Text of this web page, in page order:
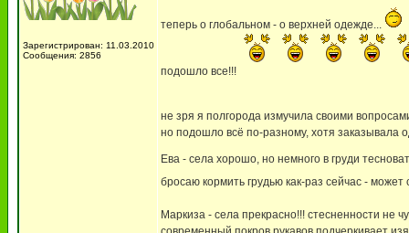
Зарегистрирован: 11.03.2010
Сообщения: 2856
теперь о глобальном - о верхней одежде...
подошло все!!!
не зря я полгорода измучила своими
но подошло всё по-разному, хотя заказывала
Ева - села хорошо, но немного в груди
бросаю кормить грудью как-раз сейчас -
Маркиза - села прекрасно!!! стесненности не